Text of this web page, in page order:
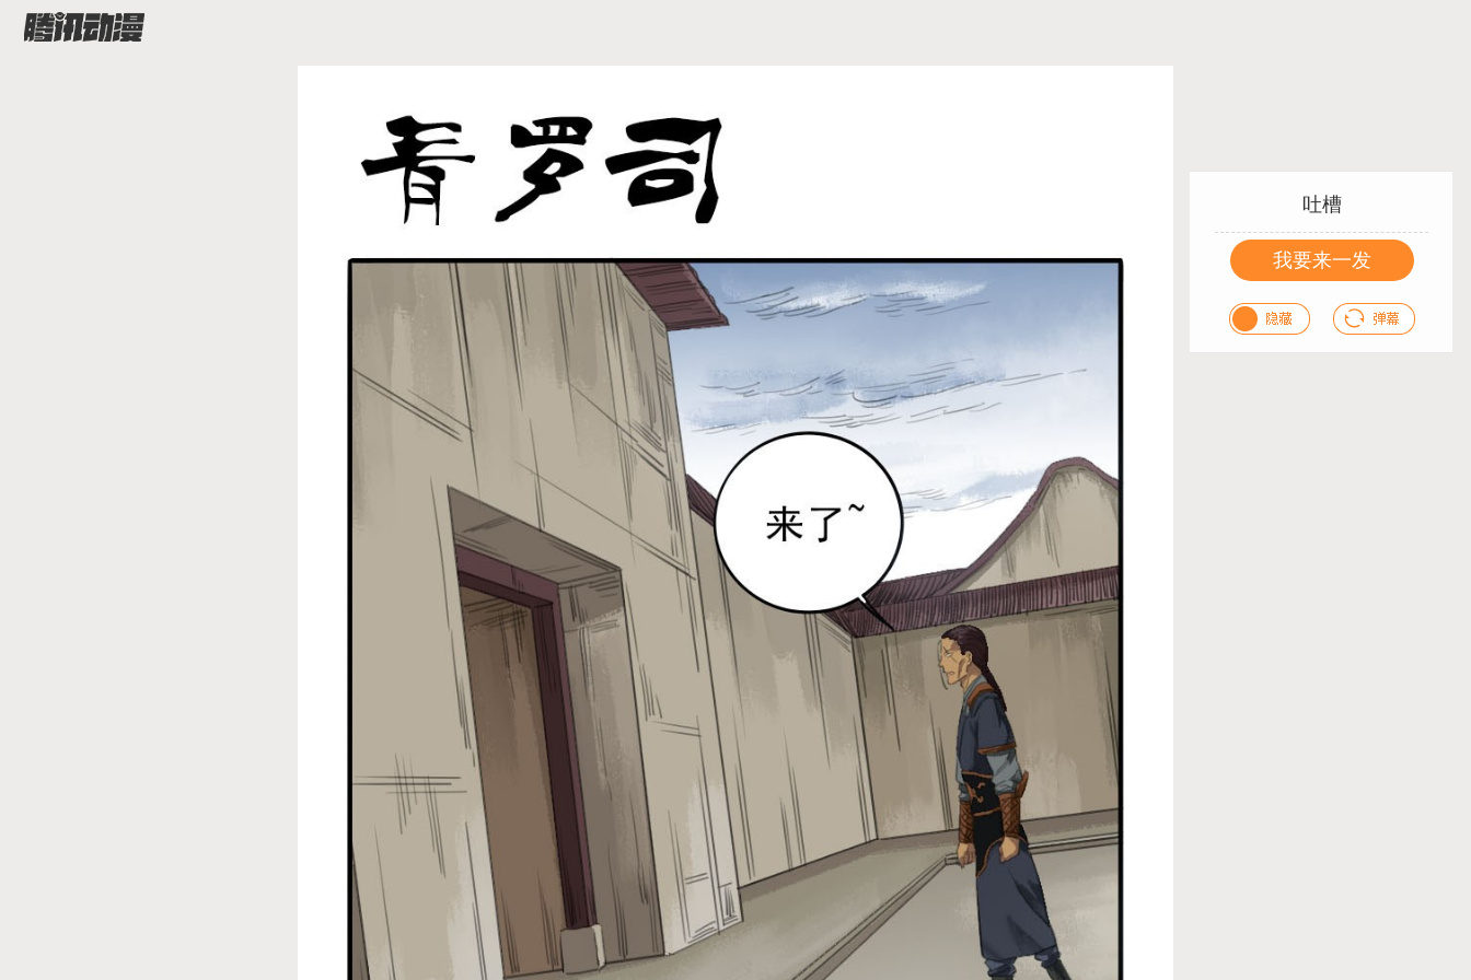
吐槽
我要来一发